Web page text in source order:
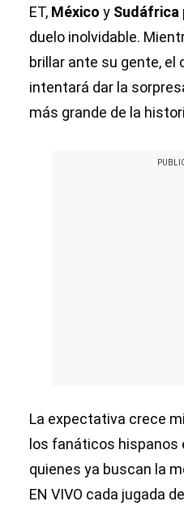
ET, México y Sudáfrica
duelo inolvidable.
brillar ante su gente,
intentará dar la
más grande de la
La expectativa crece
los fanáticos hispanos
quienes ya buscan la
EN VIVO cada jugada